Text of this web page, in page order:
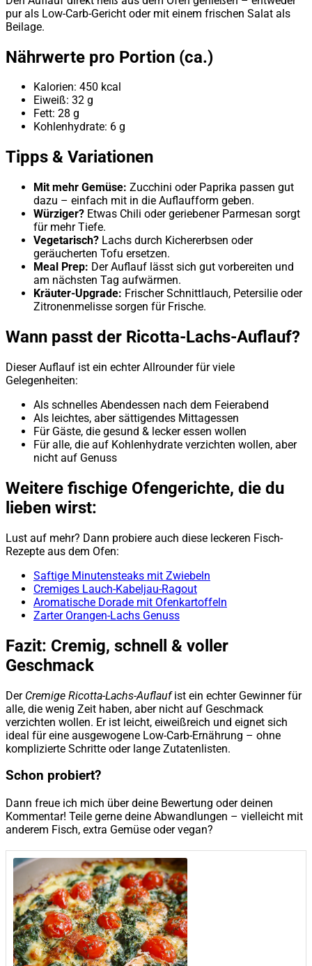
pur als Low-Carb-Gericht oder mit einem frischen Salat als
Beilage.
Nährwerte pro Portion (ca.)
Kalorien: 450 kcal
Eiweiß: 32 g
Fett: 28 g
Kohlenhydrate: 6 g
Tipps & Variationen
Mit mehr Gemüse: Zucchini oder Paprika passen gut
dazu – einfach mit in die Auflaufform geben.
Würziger? Etwas Chili oder geriebener Parmesan sorgt
für mehr Tiefe.
Vegetarisch? Lachs durch Kichererbsen oder
geräucherten Tofu ersetzen.
Meal Prep: Der Auflauf lässt sich gut vorbereiten und
am nächsten Tag aufwärmen.
Kräuter-Upgrade: Frischer Schnittlauch, Petersilie oder
Zitronenmelisse sorgen für Frische.
Wann passt der Ricotta-Lachs-Auflauf?
Dieser Auflauf ist ein echter Allrounder für viele
Gelegenheiten:
Als schnelles Abendessen nach dem Feierabend
Als leichtes, aber sättigendes Mittagessen
Für Gäste, die gesund & lecker essen wollen
Für alle, die auf Kohlenhydrate verzichten wollen, aber
nicht auf Genuss
Weitere fischige Ofengerichte, die du
lieben wirst:
Lust auf mehr? Dann probiere auch diese leckeren Fisch-
Rezepte aus dem Ofen:
Saftige Minutensteaks mit Zwiebeln
Cremiges Lauch-Kabeljau-Ragout
Aromatische Dorade mit Ofenkartoffeln
Zarter Orangen-Lachs Genuss
Fazit: Cremig, schnell & voller
Geschmack
Der Cremige Ricotta-Lachs-Auflaufist ein echter Gewinner für
alle, die wenig Zeit haben, aber nicht auf Geschmack
verzichten wollen. Er ist leicht, eiweißreich und eignet sich
ideal für eine ausgewogene Low-Carb-Ernährung – ohne
komplizierte Schritte oder lange Zutatenlisten.
Schon probiert?
Dann freue ich mich über deine Bewertung oder deinen
Kommentar! Teile gerne deine Abwandlungen – vielleicht mit
anderem Fisch, extra Gemüse oder vegan?